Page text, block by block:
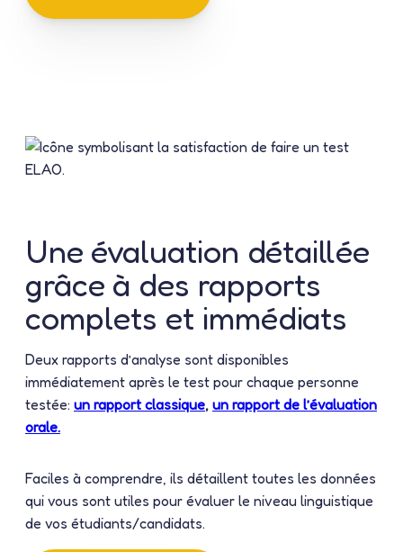
Une évaluation détaillée
grâce à des rapports
complets et immédiats
Deux rapports d’analyse sont disponibles
immédiatement après le test pour chaque personne
testée: un rapport classique, un rapport de l’évaluation
orale.
Faciles à comprendre, ils détaillent toutes les données
qui vous sont utiles pour évaluer le niveau linguistique
de vos étudiants/candidats.